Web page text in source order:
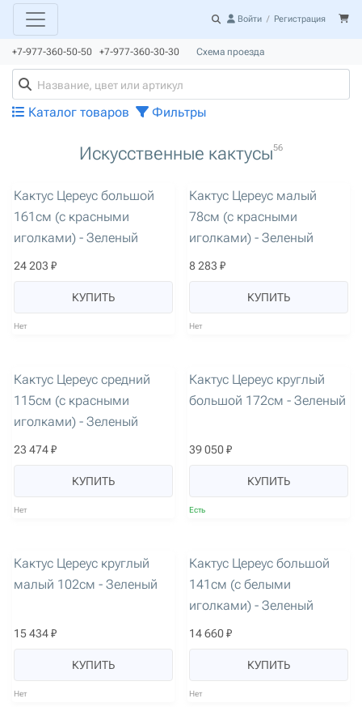
Войти / Регистрация
+7-977-360-50-50 +7-977-360-30-30 Схема проезда
Каталог товаров Фильтры
Искусственные кактусы56
Кактус Цереус большой
161см (с красными
иголками) - Зеленый
24 203 ₽
КУПИТЬ
Нет
Кактус Цереус малый
78см (с красными
иголками) - Зеленый
8 283 ₽
КУПИТЬ
Нет
Кактус Цереус средний
115см (с красными
иголками) - Зеленый
23 474 ₽
КУПИТЬ
Нет
Кактус Цереус круглый
большой 172см - Зеленый
39 050 ₽
КУПИТЬ
Есть
Кактус Цереус круглый
малый 102см - Зеленый
15 434 ₽
КУПИТЬ
Нет
Кактус Цереус большой
141см (с белыми
иголками) - Зеленый
14 660 ₽
КУПИТЬ
Нет